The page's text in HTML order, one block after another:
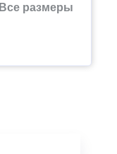
Все размеры